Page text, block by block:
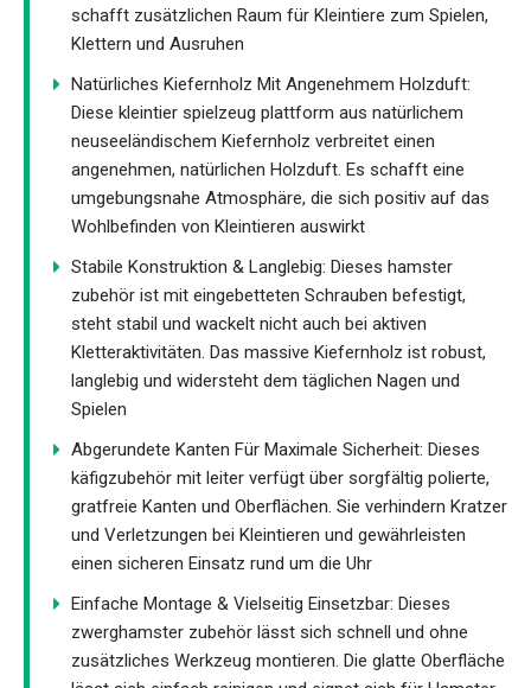
schafft zusätzlichen Raum für Kleintiere zum Spielen,
Klettern und Ausruhen
Natürliches Kiefernholz Mit Angenehmem Holzduft:
Diese kleintier spielzeug plattform aus natürlichem
neuseeländischem Kiefernholz verbreitet einen
angenehmen, natürlichen Holzduft. Es schafft eine
umgebungsnahe Atmosphäre, die sich positiv auf das
Wohlbefinden von Kleintieren auswirkt
Stabile Konstruktion & Langlebig: Dieses hamster
zubehör ist mit eingebetteten Schrauben befestigt,
steht stabil und wackelt nicht auch bei aktiven
Kletteraktivitäten. Das massive Kiefernholz ist robust,
langlebig und widersteht dem täglichen Nagen und
Spielen
Abgerundete Kanten Für Maximale Sicherheit: Dieses
käfigzubehör mit leiter verfügt über sorgfältig polierte,
gratfreie Kanten und Oberflächen. Sie verhindern Kratzer
und Verletzungen bei Kleintieren und gewährleisten
einen sicheren Einsatz rund um die Uhr
Einfache Montage & Vielseitig Einsetzbar: Dieses
zwerghamster zubehör lässt sich schnell und ohne
zusätzliches Werkzeug montieren. Die glatte Oberfläche